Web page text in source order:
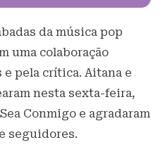
da música pop
uma colaboração
pela crítica. Aitana e
nesta sexta-feira,
Conmigo e agradaram
seguidores.